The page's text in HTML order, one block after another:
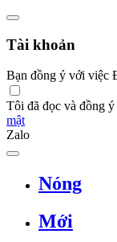
Tài khoản
Bạn đồng ý với việc
Tôi đã đọc và đồng
mật
Zalo
Nóng
Mới